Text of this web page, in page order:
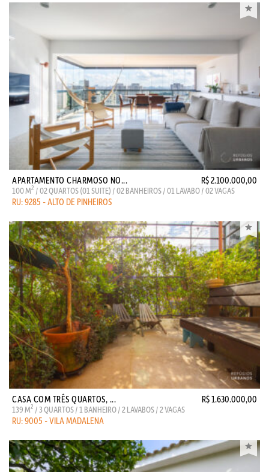
APARTAMENTO CHARMOSO NO... R$ 2.100.000,00
100 M2 / 02 QUARTOS (01 SUITE) / 02 BANHEIROS / 01 LAVABO / 02 VAGAS
RU: 9285 - ALTO DE PINHEIROS
CASA COM TRÊS QUARTOS, ... R$ 1.630.000,00
139 M2 / 3 QUARTOS / 1 BANHEIRO / 2 LAVABOS / 2 VAGAS
RU: 9005 - VILA MADALENA